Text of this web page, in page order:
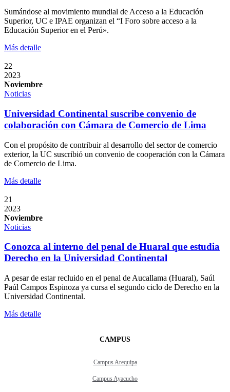
Sumándose al movimiento mundial de Acceso a la Educación
Superior, UC e IPAE organizan el “I Foro sobre acceso a la
Educación Superior en el Perú».
Más detalle
22
2023
Noviembre
Noticias
Universidad Continental suscribe convenio de
colaboración con Cámara de Comercio de Lima
Con el propósito de contribuir al desarrollo del sector de comercio
exterior, la UC suscribió un convenio de cooperación con la Cámara
de Comercio de Lima.
Más detalle
21
2023
Noviembre
Noticias
Conozca al interno del penal de Huaral que estudia
Derecho en la Universidad Continental
A pesar de estar recluido en el penal de Aucallama (Huaral), Saúl
Paúl Campos Espinoza ya cursa el segundo ciclo de Derecho en la
Universidad Continental.
Más detalle
CAMPUS
Campus Arequipa
Campus Ayacucho